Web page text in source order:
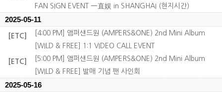
FAN SIGN EVENT 一直娱 in SHANGHAI (현지시간)
2025-05-11
[ETC]
[4:00 PM] 앰퍼샌드원 (AMPERS&ONE) 2nd Mini Album
[WILD & FREE] 1:1 VIDEO CALL EVENT
[ETC]
[5:00 PM] 앰퍼샌드원 (AMPERS&ONE) 2nd Mini Album
[WILD & FREE] 발매 기념 팬 사인회
2025-05-16